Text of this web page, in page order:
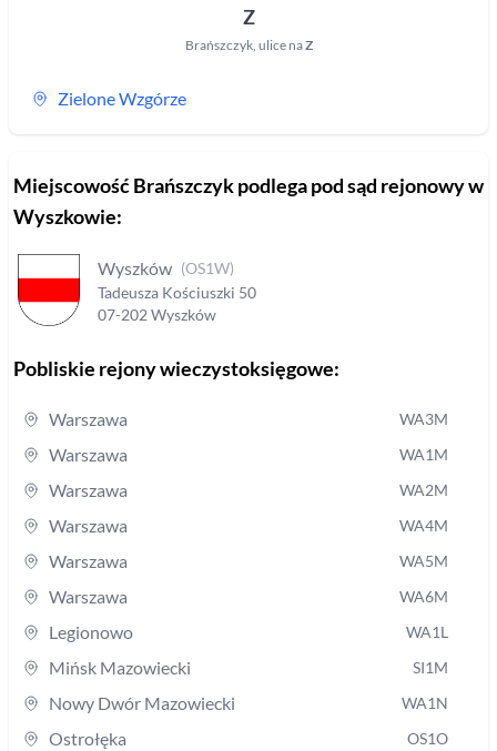
Z
Brańszczyk, ulice naZ
Zielone Wzgórze
MiejscowośćBrańszczykpodlega pod sąd rejonowyw
Wyszkowie:
Wyszków (OS1W)
Tadeusza Kościuszki 50
07-202 Wyszków
Pobliskie rejony wieczystoksięgowe:
Warszawa WA3M
Warszawa WA1M
Warszawa WA2M
Warszawa WA4M
Warszawa WA5M
Warszawa WA6M
Legionowo WA1L
Mińsk Mazowiecki SI1M
Nowy Dwór Mazowiecki WA1N
Ostrołęka OS1O